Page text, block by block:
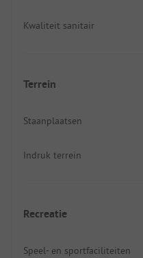
Kwaliteit sanitair
Terrein
Staanplaatsen
Indruk terrein
Recreatie
Speel- en sportfaciliteiten